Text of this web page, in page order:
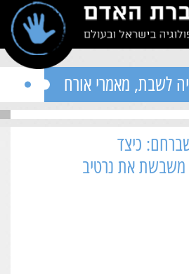
לשבת, מאמרי אורח
כיצד
משבשת את נרטיב